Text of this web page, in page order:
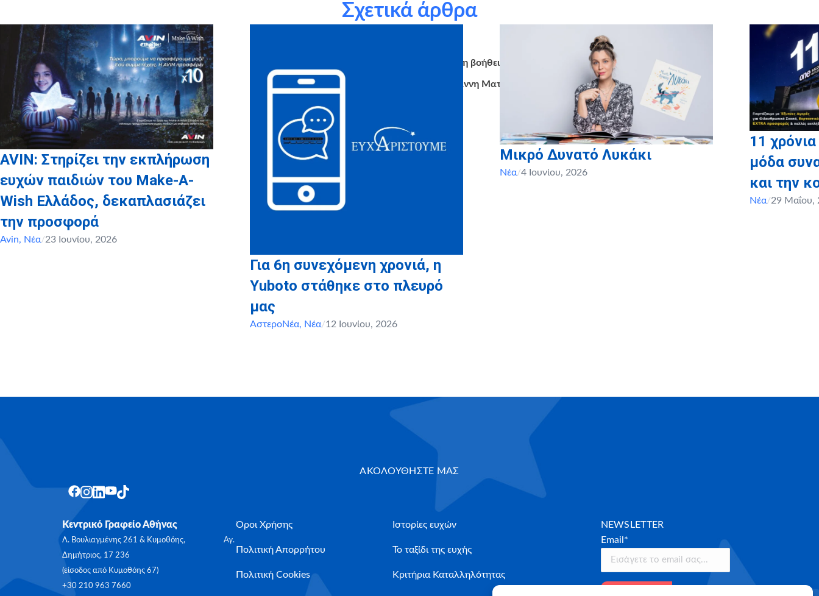
Ευχαριστούμε ακόμα για την πολύτιμη βοήθεια την
Μεταφορική Μπενετάτος και τον Γιάννη Ματσιά.
Σχετικά άρθρα
AVIN: Στηρίζει την εκπλήρωση
ευχών παιδιών του Make-A-
Wish Ελλάδος, δεκαπλασιάζει
την προσφορά
Avin, Νέα/23 Ιουνίου, 2026
Για 6η συνεχόμενη χρονιά, η
Yuboto στάθηκε στο πλευρό
μας
ΑστεροΝέα, Νέα/12 Ιουνίου, 2026
Μικρό Δυνατό Λυκάκι
Νέα/4 Ιουνίου, 2026
11
μόδα
και την
Νέα/29 Μαΐου,
ΑΚΟΛΟΥΘΗΣΤΕ ΜΑΣ
Κεντρικό Γραφείο Αθήνας
Λ. Βουλιαγμένης 261 & Κυμοθόης, Αγ.
Δημήτριος, 17 236
(είσοδος από Κυμοθόης 67)
+30 210 963 7660
Όροι Χρήσης
Πολιτική Απορρήτου
Πολιτική Cookies
Ιστορίες ευχών
Το ταξίδι της ευχής
Κριτήρια Καταλληλότητας
NEWSLETTER
Email*